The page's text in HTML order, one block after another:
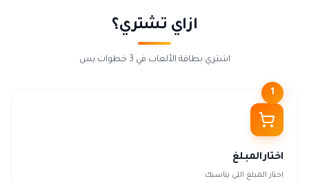
ازاي تشتري؟
اشتري بطاقة الألعاب في 3 خطوات بس
1
اختار المبلغ
اختار المبلغ اللي يناسبك